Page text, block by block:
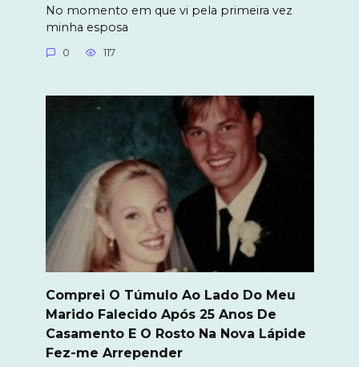
No momento em que vi pela primeira vez
minha esposa
0 117
Comprei O Túmulo Ao Lado Do Meu
Marido Falecido Após 25 Anos De
Casamento E O Rosto Na Nova Lápide
Fez-me Arrepender